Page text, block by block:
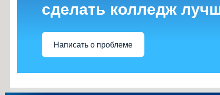
сделать колледж
Написать о проблеме